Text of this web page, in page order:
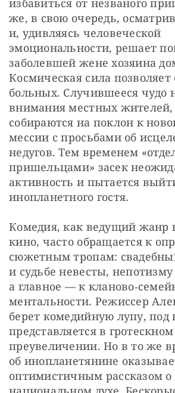
избавиться от незваного
же, в свою очередь,
и, удивляясь человеческой
эмоциональности, решает
заболевшей жене хозяина
Космическая сила
больных. Случившееся чудо
внимания местных жителей,
собираются на поклон к
мессии с просьбами об
недугов. Тем временем
пришельцами» засек
активность и пытается
инопланетного гостя.
Комедия, как ведущий жанр
кино, часто обращается к
сюжетным тропам:
и судьбе невесты,
а главное — к
ментальности. Режиссер
берет комедийную лупу, под
представляется в гротескном
преувеличении. Но в то же
об инопланетянине
оптимистичным рассказом о